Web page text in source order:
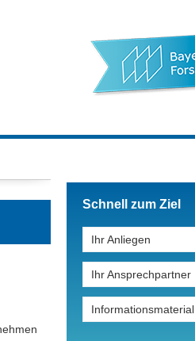
Schnell zum Ziel
Ihr Anliegen
Ihr Ansprechpartner
Informationsmaterial